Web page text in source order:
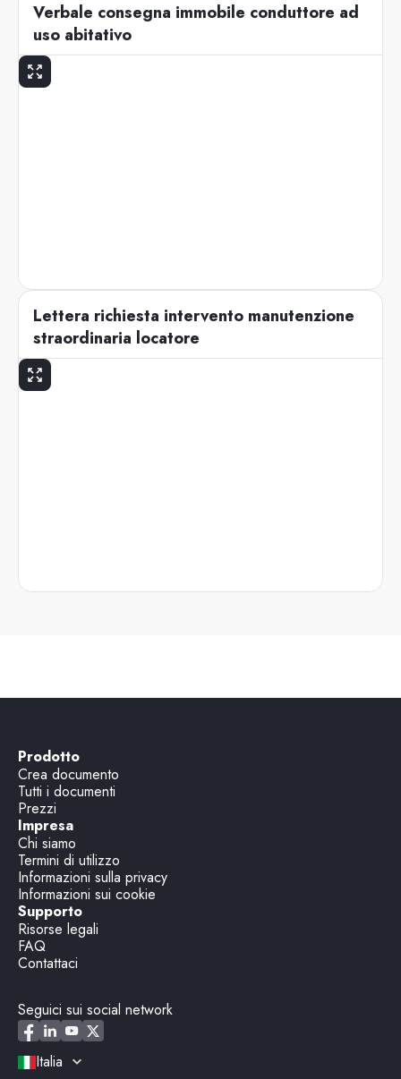
Verbale consegna immobile conduttore ad
uso abitativo
Lettera richiesta intervento manutenzione
straordinaria locatore
Prodotto
Crea documento
Tutti i documenti
Prezzi
Impresa
Chi siamo
Termini di utilizzo
Informazioni sulla privacy
Informazioni sui cookie
Supporto
Risorse legali
FAQ
Contattaci
Seguici sui social network
Italia